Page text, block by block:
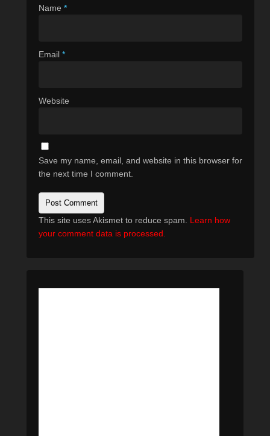
Name *
Email *
Website
Save my name, email, and website in this browser for
the next time I comment.
This site uses Akismet to reduce spam. Learn how
your comment data is processed.